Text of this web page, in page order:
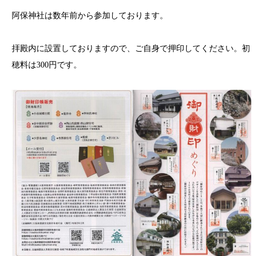
阿保神社は数年前から参加しております。
拝殿内に設置しておりますので、ご自身で押印してください。初
穂料は300円です。